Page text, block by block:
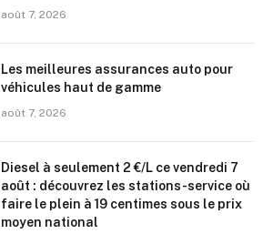
août 7, 2026
Les meilleures assurances auto pour
véhicules haut de gamme
août 7, 2026
Diesel à seulement 2 €/L ce vendredi 7
août : découvrez les stations-service où
faire le plein à 19 centimes sous le prix
moyen national